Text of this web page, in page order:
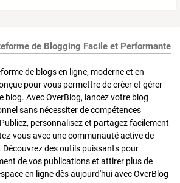
de Blogging Facile et Performante
de blogs en ligne, moderne et en
pour vous permettre de créer et gérer
blog. Avec OverBlog, lancez votre blog
sans nécessiter de compétences
personnalisez et partagez facilement
vous avec une communauté active de
Découvrez des outils puissants pour
de vos publications et attirer plus de
en ligne dès aujourd'hui avec OverBlog